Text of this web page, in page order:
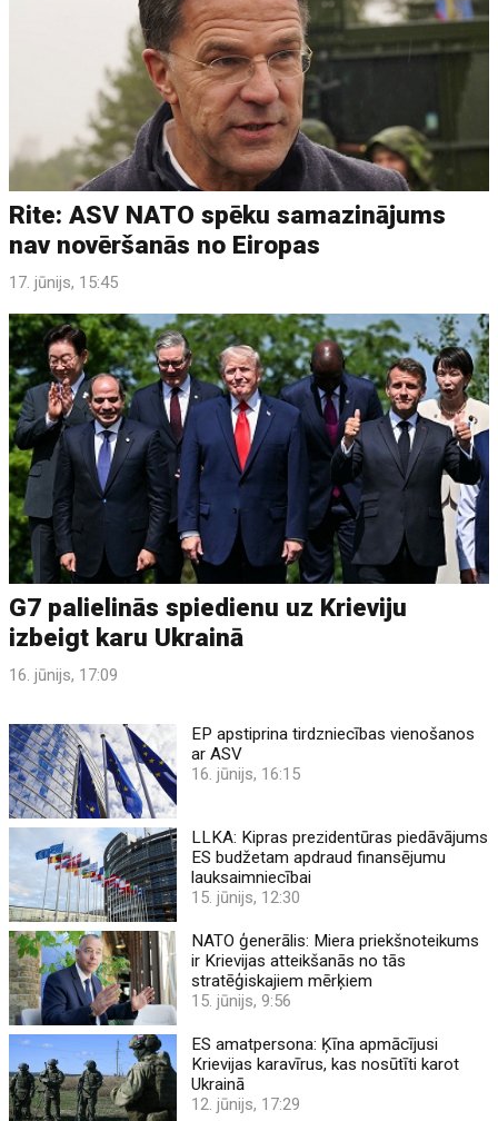
Rite: ASV NATO spēku samazinājums
nav novēršanās no Eiropas
17. jūnijs, 15:45
G7 palielinās spiedienu uz Krieviju
izbeigt karu Ukrainā
16. jūnijs, 17:09
EP apstiprina tirdzniecības vienošanos
ar ASV
16. jūnijs, 16:15
LLKA: Kipras prezidentūras piedāvājums
ES budžetam apdraud finansējumu
lauksaimniecībai
15. jūnijs, 12:30
NATO ģenerālis: Miera priekšnoteikums
ir Krievijas atteikšanās no tās
stratēģiskajiem mērķiem
15. jūnijs, 9:56
ES amatpersona: Ķīna apmācījusi
Krievijas karavīrus, kas nosūtīti karot
Ukrainā
12. jūnijs, 17:29